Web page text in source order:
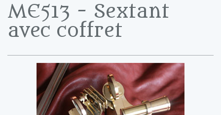
ME513 - Sextant
avec coffret